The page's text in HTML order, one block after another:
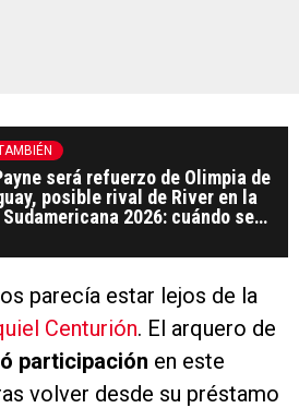
será refuerzo de Olimpia de
posible rival de River en la
Sudamericana 2026: cuándo se
parecía estar lejos de la
Centurión. El arquero de
participación en este
volver desde su préstamo